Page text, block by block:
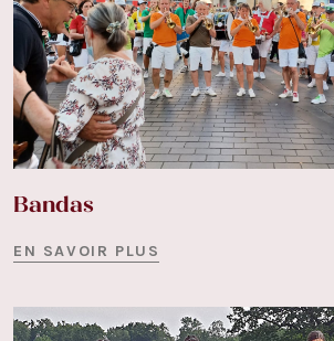
Bandas
EN SAVOIR PLUS